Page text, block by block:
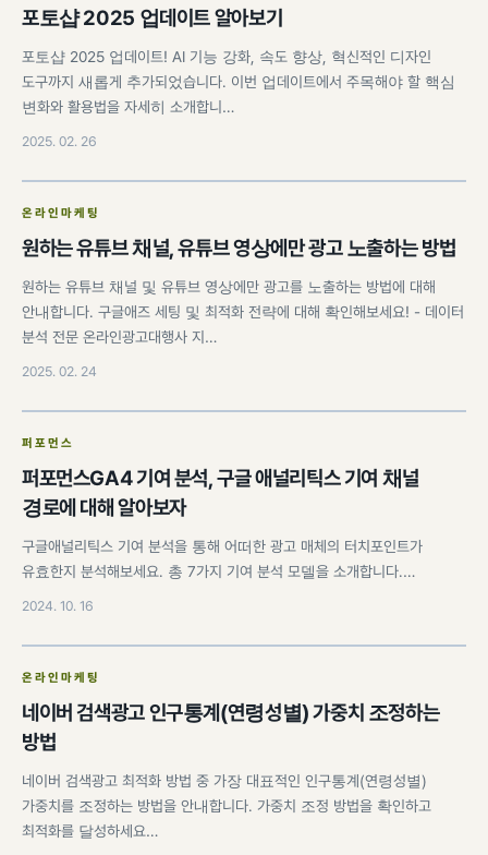
포토샵 2025 업데이트 알아보기
포토샵 2025 업데이트! AI 기능 강화, 속도 향상, 혁신적인 디자인
도구까지 새롭게 추가되었습니다. 이번 업데이트에서 주목해야 할 핵심
변화와 활용법을 자세히 소개합니…
2025. 02. 26
온라인마케팅
원하는 유튜브 채널, 유튜브 영상에만 광고 노출하는 방법
원하는 유튜브 채널 및 유튜브 영상에만 광고를 노출하는 방법에 대해
안내합니다. 구글애즈 세팅 및 최적화 전략에 대해 확인해보세요! - 데이터
분석 전문 온라인광고대행사 지…
2025. 02. 24
퍼포먼스
퍼포먼스GA4 기여 분석, 구글 애널리틱스 기여 채널
경로에 대해 알아보자
구글애널리틱스 기여 분석을 통해 어떠한 광고 매체의 터치포인트가
유효한지 분석해보세요. 총 7가지 기여 분석 모델을 소개합니다.…
2024. 10. 16
온라인마케팅
네이버 검색광고 인구통계(연령성별) 가중치 조정하는
방법
네이버 검색광고 최적화 방법 중 가장 대표적인 인구통계(연령성별)
가중치를 조정하는 방법을 안내합니다. 가중치 조정 방법을 확인하고
최적화를 달성하세요…